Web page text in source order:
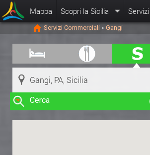
Mappa Scopri la Sicilia Servizi
Servizi Commerciali > Gangi
Cerca